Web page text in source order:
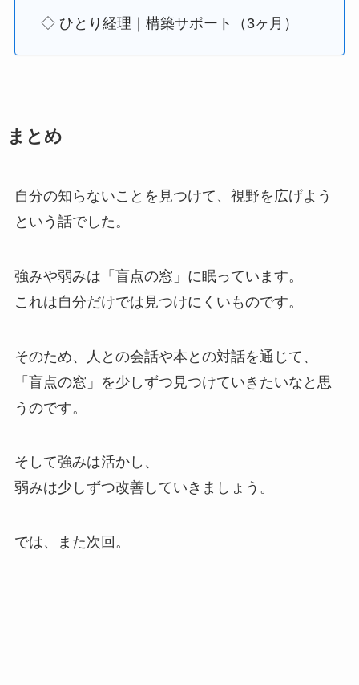
◇ ひとり経理｜構築サポート（3ヶ月）
まとめ
自分の知らないことを見つけて、視野を広げよう
という話でした。
強みや弱みは「盲点の窓」に眠っています。
これは自分だけでは見つけにくいものです。
そのため、人との会話や本との対話を通じて、
「盲点の窓」を少しずつ見つけていきたいなと思
うのです。
そして強みは活かし、
弱みは少しずつ改善していきましょう。
では、また次回。